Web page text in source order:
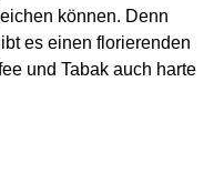
können. Denn
es einen florierenden
und Tabak auch harte